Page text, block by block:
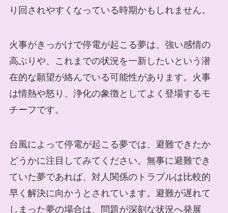
り回されやすくなっている時期かもしれません。
火事がきっかけで停電が起こる夢は、強い感情の
高ぶりや、これまでの状況を一新したいという潜
在的な願望が絡んでいる可能性があります。火事
は情熱や怒り、浄化の象徴としてよく登場するモ
チーフです。
台風によって停電が起こる夢では、避難できたか
どうかに注目してみてください。無事に避難でき
ていた夢であれば、対人関係のトラブルは比較的
早く解決に向かうとされています。避難が遅れて
しまった夢の場合は、問題が深刻な状況へ発展